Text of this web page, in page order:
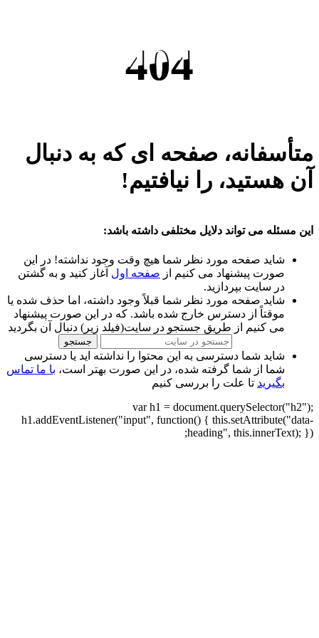
404
متأسفانه، صفحه ای که به دنبال
آن هستید، را نیافتیم!
این مسئله می تواند دلایل مختلفی داشته باشد:
شاید صفحه مورد نظر شما هیچ وقت وجود نداشته! در این
صورت پیشنهاد می کنیم از صفحه اول آغاز کنید و به گشتن
در سایت بپردازید.
شاید صفحه مورد نظر شما قبلاً وجود داشته، اما حذف شده یا
موقتاً از دسترس خارج شده باشد. که در این صورت پیشنهاد
می کنیم از طریق جستجو در سایت(فیلد زیر) دنبال آن بگردید
جستجو
شاید شما دسترسی به این محتوا را نداشته اید یا دسترسی
شما از شما گرفته شده، در این صورت بهتر است، با ما تماس
بگیرید تا علت را بررسی کنیم
var h1 = document.querySelector("h2");
h1.addEventListener("input", function() { this.setAttribute("data-
heading", this.innerText); });